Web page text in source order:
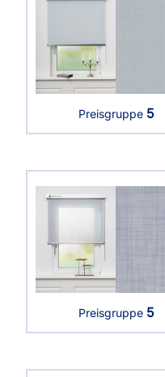
Preisgruppe 5
Preisgruppe 5